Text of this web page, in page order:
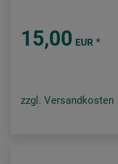
15,00 EUR *
zzgl. Versandkosten